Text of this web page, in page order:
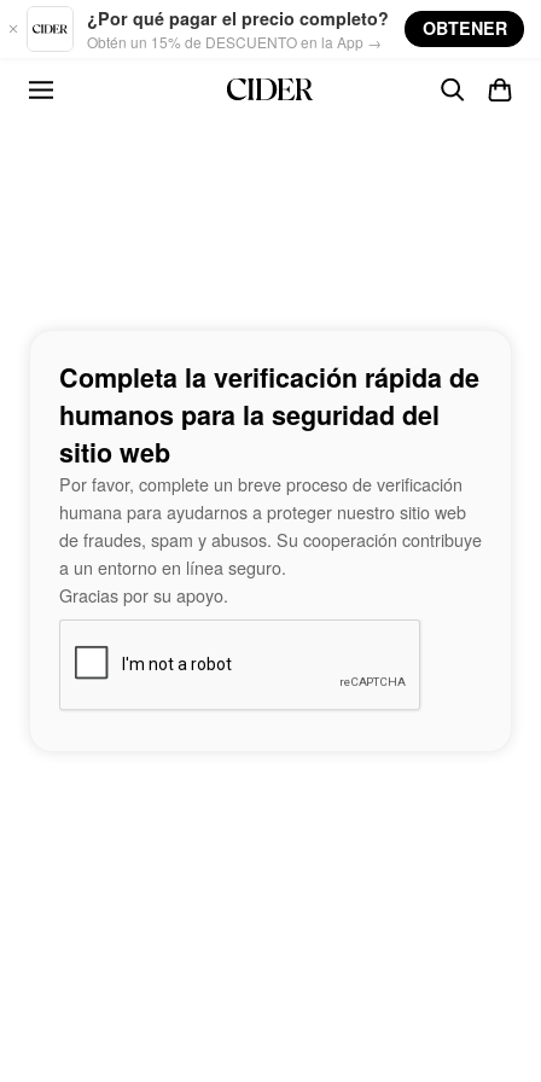
Skip to main content
¿Por qué pagar el precio completo?
Obtén un 15% de DESCUENTO en la App →
OBTENER
Completa la verificación rápida de
humanos para la seguridad del
sitio web
Por favor, complete un breve proceso de verificación
humana para ayudarnos a proteger nuestro sitio web
de fraudes, spam y abusos. Su cooperación contribuye
a un entorno en línea seguro.
Gracias por su apoyo.